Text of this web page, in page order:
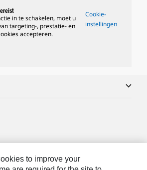
in te schakelen, moet u
targeting-, prestatie- en
accepteren.
Cookie-
instellingen
to improve your